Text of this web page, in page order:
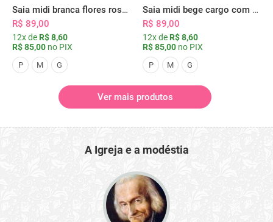
Saia midi branca flores rosas com bolsos
R$ 89,00
12x de R$ 8,60
R$ 85,00 no PIX
P M G
Saia midi bege cargo com bolsos
R$ 89,00
12x de R$ 8,60
R$ 85,00 no PIX
P M G
Ver mais produtos
A Igreja e a modéstia